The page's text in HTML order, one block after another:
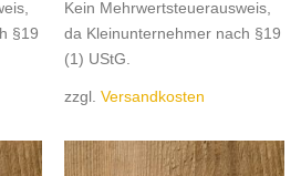
§19
Kein Mehrwertsteuerausweis,
da Kleinunternehmer nach §19
(1) UStG.
zzgl. Versandkosten